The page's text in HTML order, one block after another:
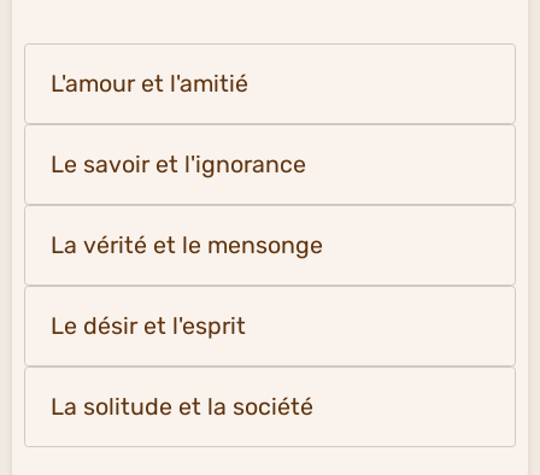
L'amour et l'amitié
Le savoir et l'ignorance
La vérité et le mensonge
Le désir et l'esprit
La solitude et la société